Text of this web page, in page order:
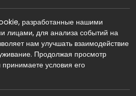
разработанные нашими
лицами, для анализа событий на
нам улучшать взаимодействие
Продолжая просмотр
условия его